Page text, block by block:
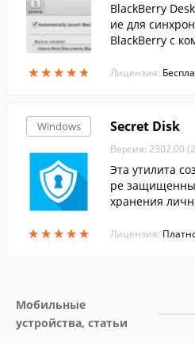
★★★★★
★★★★★
BlackBerry
ие для
BlackBerry с
Лицензия:
Windows
★★★★★
★★★★★
Secret Disk
Версия: 2302.00
Эта утилита
ре
хранения
Лицензия:
Мобильные
устройства, статьи